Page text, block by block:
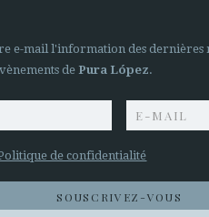
e-mail l'information des dernières
de Pura López.
de confidentialité
SOUSCRIVEZ-VOUS